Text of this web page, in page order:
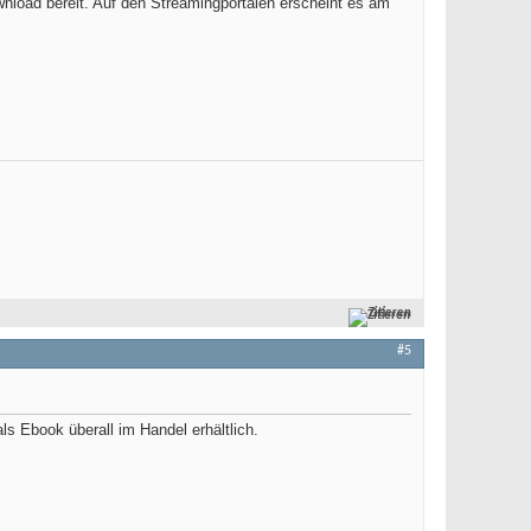
Zitieren
#5
Ebook überall im Handel erhältlich.